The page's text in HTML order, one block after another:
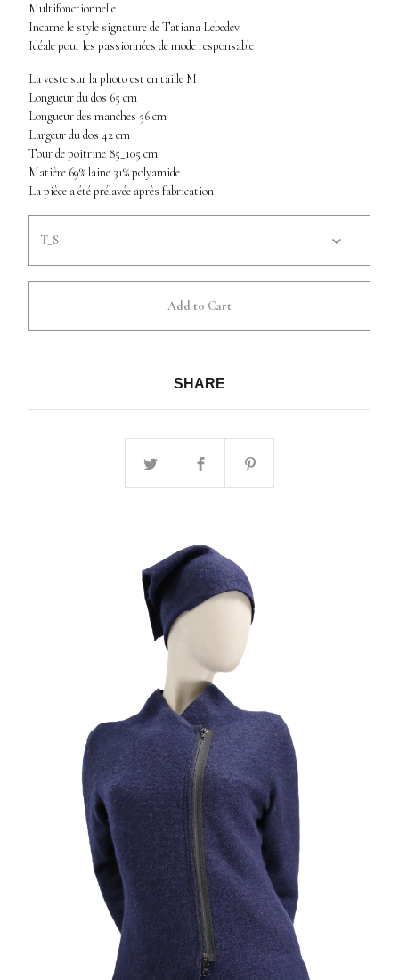
Multifonctionnelle
Incarne le style signature de Tatiana Lebedev
Idéale pour les passionnées de mode responsable
La veste sur la photo est en taille M
Longueur du dos 65 cm
Longueur des manches 56 cm
Largeur du dos 42 cm
Tour de poitrine 85_105 cm
Matière 69% laine 31% polyamide
La pièce a été prélavée après fabrication
Add to Cart
SHARE